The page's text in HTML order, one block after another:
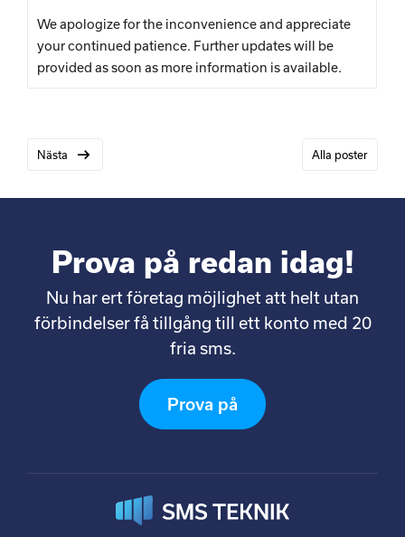
We apologize for the inconvenience and appreciate
your continued patience. Further updates will be
provided as soon as more information is available.
Nästa Alla poster
Prova på redan idag!
Nu har ert företag möjlighet att helt utan
förbindelser få tillgång till ett konto med 20
fria sms.
Prova på